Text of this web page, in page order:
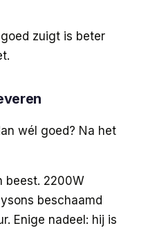
zuigt is beter
wél goed? Na het
beest. 2200W
beschaamd
Enige nadeel: hij is